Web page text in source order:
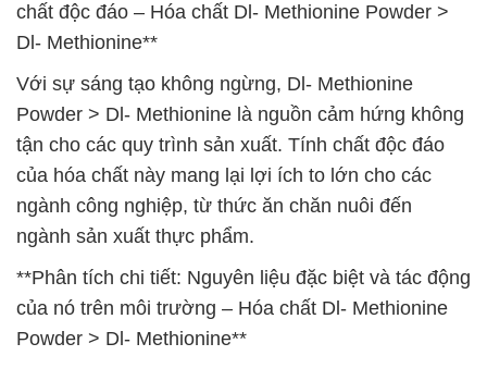
chất độc đáo – Hóa chất Dl- Methionine Powder >
Dl- Methionine**
Với sự sáng tạo không ngừng, Dl- Methionine
Powder > Dl- Methionine là nguồn cảm hứng không
tận cho các quy trình sản xuất. Tính chất độc đáo
của hóa chất này mang lại lợi ích to lớn cho các
ngành công nghiệp, từ thức ăn chăn nuôi đến
ngành sản xuất thực phẩm.
**Phân tích chi tiết: Nguyên liệu đặc biệt và tác động
của nó trên môi trường – Hóa chất Dl- Methionine
Powder > Dl- Methionine**